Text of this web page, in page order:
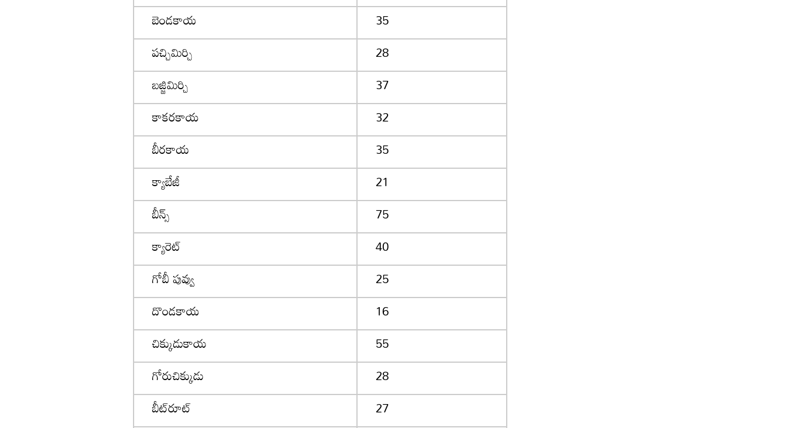
బెండకాయ
35
పచ్చిమిర్చి
28
బజ్జిమిర్చి
37
కాకరకాయ
32
బీరకాయ
35
క్యాబేజీ
21
బీన్స్
75
క్యారెట్
40
గోబీ పువ్వు
25
దొండకాయ
16
చిక్కుడుకాయ
55
గోరుచిక్కుడు
28
బీట్‌రూట్
27